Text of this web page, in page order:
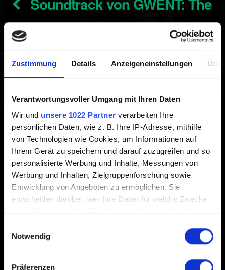
Zustimmung Details Anzeigeneinstellungen
Verantwortungsvoller Umgang mit Ihren Daten
Wir und unsere 1022 Partner verarbeiten Ihre
persönlichen Daten, wie z. B. Ihre IP-Adresse, mithilfe
von Technologien wie Cookies, um Informationen auf
Ihrem Gerät zu speichern und darauf zuzugreifen und so
personalisierte Werbung und Inhalte, Messungen von
Werbung und Inhalten, Zielgruppenforschung sowie
Entwicklung von Angeboten zu ermöglichen. Sie
entscheiden darüber, wer Ihre Daten für welche Zwecke
nutzt. Sie können Ihre Einwilligung jederzeit über die
Trigger Symbol ändern oder widerrufen
Notwendig
Präferenzen
Witcher Card Game
bei diversen Streaming-Anbietern verfügbar:
Spotify
iTunes
Apple Music
Google Play
Deezer